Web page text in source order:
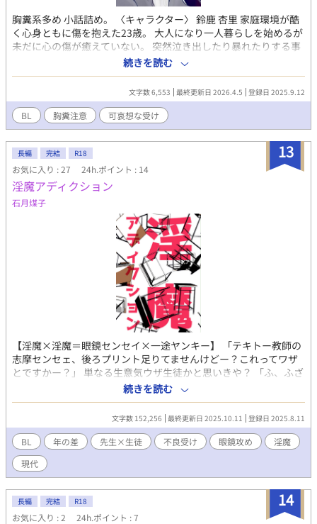
れないディーウィットは戸惑う。 だが幼子のように世話を焼かれ
ている内に、次第に彼に思いを寄せ始めていき――。 謎多き部族
の青年ｘ国に捨てられてしまった孤独な王子 の救済BL 全45話、
ハピエン保証 ムーンさんにも掲載してます
胸糞系多め 小話詰め。 〈キャラクター〉 鈴鹿 杏里 家庭環境が酷
く心身ともに傷を抱えた23歳。 大人になり一人暮らしを始めるが
未だに心の傷が癒えていない。 突然泣き出したり暴れたりする事
がある。 まつ毛が長く肩くらいまである長い髪は地味目の金髪。
平均的な成人男性より大分細い。 五十嵐 飛雅 杏里の同級生で幼
馴染。 進学を機に一度別れてしまった杏里の事をずっと考えてい
た。 明るくて愛想が良く誰とでも仲良くなれるが少し鈍感。 褐色
肌に銀髪とそこそこ目立つ容姿で自信家。 鈴鹿 菊里 杏里の実兄
で小児科医の27歳。 昔からいじめられる杏里の面倒を見てきた。
いつも笑顔だがどこか冷たく何を考えているか分からない。腰ま
である長い黒髪に白衣という見た目がどことなく胡散臭い。 安住
優太郎 菊里の部下で高身長の26歳。 菊里の事を心から尊敬してい
て何か力になれるならなりたいと思っている。正義感が空回りす
る事も多く精神を病みがち。 自宅マンションで子犬を飼ってい
る。 白木 真緒 道端で寝ていたところを拾われた高校生（くらいの
年齢）。 両親に捨てられ自力で生きてきた影響もあってかいつも
はにこにことして明るいが突然豹変することがある。 よく食べよ
く笑いよく人を傷つける。 葛谷 結唯 杏里と飛雅の同級生で昔杏
里をいじめていた。 今はヒモになり友人や女性の家を転々として
何となく生きている。 食生活が酷くしょっちゅう煙草も吸ってい
る不健康。何となく生きて何となく消えたがっている。 ※本編の
ネタバレを含みます 胸糞、モラル無し、死ネタ 等 人によっては不
快になりがちな話多めです。 オチがパッとしません。苦手だと思
った場合はバック推奨です。
続きを読む
文字数 6,553 最終更新日 2026.4.5 登録日 2025.9.12
BL 胸糞注意 可哀想な受け
13
長編 完結 R18
お気に入り : 27 24h.ポイント : 14
淫魔アディクション
石月煤子
【淫魔×淫魔＝眼鏡センセイ×一途ヤンキー】 「テキトー教師の
志摩センセェ、後ろプリント足りてませんけどー？これってワザ
とですかー？」 単なる生意気ウザ生徒かと思いきや？ 「ふ、ふざ
けんなッ、んなとこッ、絶対ぇッ、さわんじゃねぇぞッ」 実は隠
れ淫魔だった、褐色肌に白アッシュ髪のヤンキー男子、しかもレ
アな男ふたなりタイプで？ 「志摩センセェ……俺ぇ……俺の
体……おかしい……？」 どうやらツンデレのようで？ 「こんな魅
力的な体、そうそうない。どこもかしこも構ってやりたくなる」
実は同じく隠れ淫魔だった黒髪黒縁眼鏡の担任教師に、ありとあ
らゆる性感帯と恋心を開発されていく…… 「お前のヤラシイとこ
ぜんぶ、俺の好きにしていいんだ？」 ――俺のヤラシイところぜ
んぶ、志摩センセイのもの―― ■受けが男体ベースの両性具有／
露骨な性描写注意
続きを読む
文字数 152,256 最終更新日 2025.10.11 登録日 2025.8.11
BL 年の差 先生×生徒 不良受け 眼鏡攻め
淫魔
現代
14
長編 完結 R18
お気に入り : 2 24h.ポイント : 7